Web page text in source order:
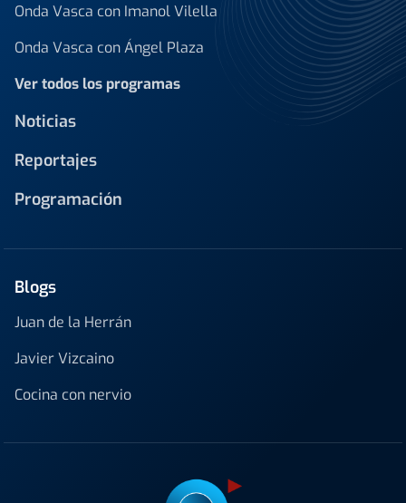
Onda Vasca con Imanol Vilella
Onda Vasca con Ángel Plaza
Ver todos los programas
Noticias
Reportajes
Programación
Blogs
Juan de la Herrán
Javier Vizcaino
Cocina con nervio